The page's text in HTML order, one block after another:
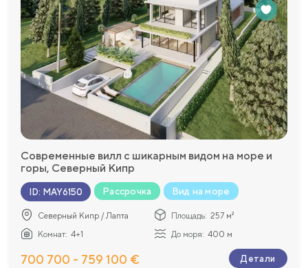
Современные вилл с шикарным видом на море и
горы, Северный Кипр
ID: MAY6150 Рассрочка Вид на море
Северный Кипр / Лапта Площадь: 257 м²
Комнат: 4+1 До моря: 400 м
700 700 - 759 100 € Детали